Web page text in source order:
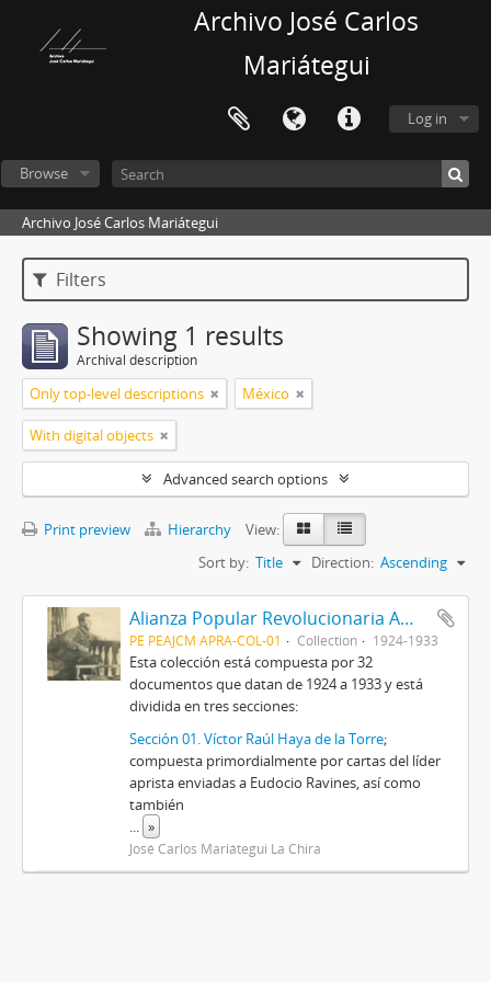
Archivo José Carlos
Mariátegui
Log in
Browse
Archivo José Carlos Mariátegui
Filters
Showing 1 results
Archival description
Only top-level descriptions México
With digital objects
Advanced search options
Print preview Hierarchy
View:
Sort by: Title Direction: Ascending
Alianza Popular Revolucionaria Americana-APRA (Colección)
PE PEAJCM APRA-COL-01 Collection 1924-1933
Esta colección está compuesta por 32
documentos que datan de 1924 a 1933 y está
dividida en tres secciones:
Sección 01. Víctor Raúl Haya de la Torre;
compuesta primordialmente por cartas del líder
aprista enviadas a Eudocio Ravines, así como
también
... »
José Carlos Mariátegui La Chira